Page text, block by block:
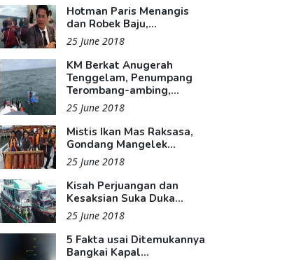
Hotman Paris Menangis
dan Robek Baju,...
25 June 2018
KM Berkat Anugerah
Tenggelam, Penumpang
Terombang-ambing,...
25 June 2018
Mistis Ikan Mas Raksasa,
Gondang Mangelek...
25 June 2018
Kisah Perjuangan dan
Kesaksian Suka Duka...
25 June 2018
5 Fakta usai Ditemukannya
Bangkai Kapal...